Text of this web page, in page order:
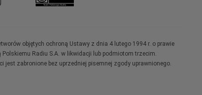
objętych ochroną Ustawy z dnia 4 lutego 1994 r. o prawie
Radiu S.A. w likwidacji lub podmiotom trzecim.
jest zabronione bez uprzedniej pisemnej zgody uprawnionego.